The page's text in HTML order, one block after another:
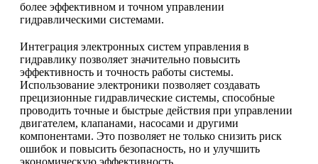
более эффективном и точном управлении
гидравлическими системами.
Интеграция электронных систем управления в
гидравлику позволяет значительно повысить
эффективность и точность работы системы.
Использование электроники позволяет создавать
прецизионные гидравлические системы, способные
проводить точные и быстрые действия при управлении
двигателем, клапанами, насосами и другими
компонентами. Это позволяет не только снизить риск
ошибок и повысить безопасность, но и улучшить
экономическую эффективность.